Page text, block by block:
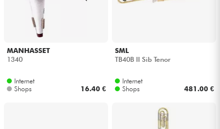
Licht
Drums
MANHASSET
1340
Internet
Shops
16.40 €
SML
TB40B II Sib Tenor
Internet
Shops
481.00 €